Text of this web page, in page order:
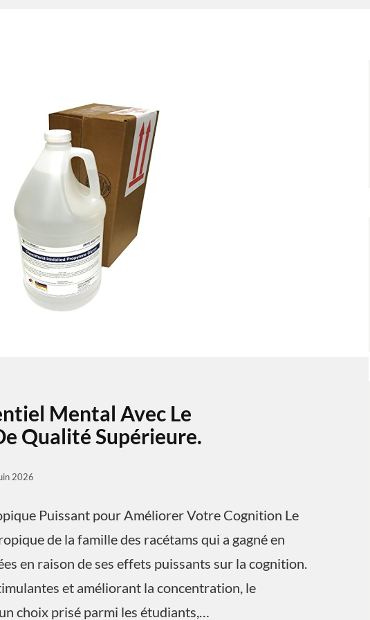
Mental Avec Le
Qualité Supérieure.
2026
Puissant pour Améliorer Votre Cognition Le
de la famille des racétams qui a gagné en
en raison de ses effets puissants sur la cognition.
et améliorant la concentration, le
choix prisé parmi les étudiants,…